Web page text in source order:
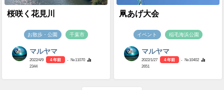
桜咲く花見川
お散歩・公園 千葉市
マルヤマ
2022/4/9 4 年前
- №11070
2344
凧あげ大会
イベント 稲毛海浜公園
マルヤマ
2022/1/27 4 年前
- №10402
2651